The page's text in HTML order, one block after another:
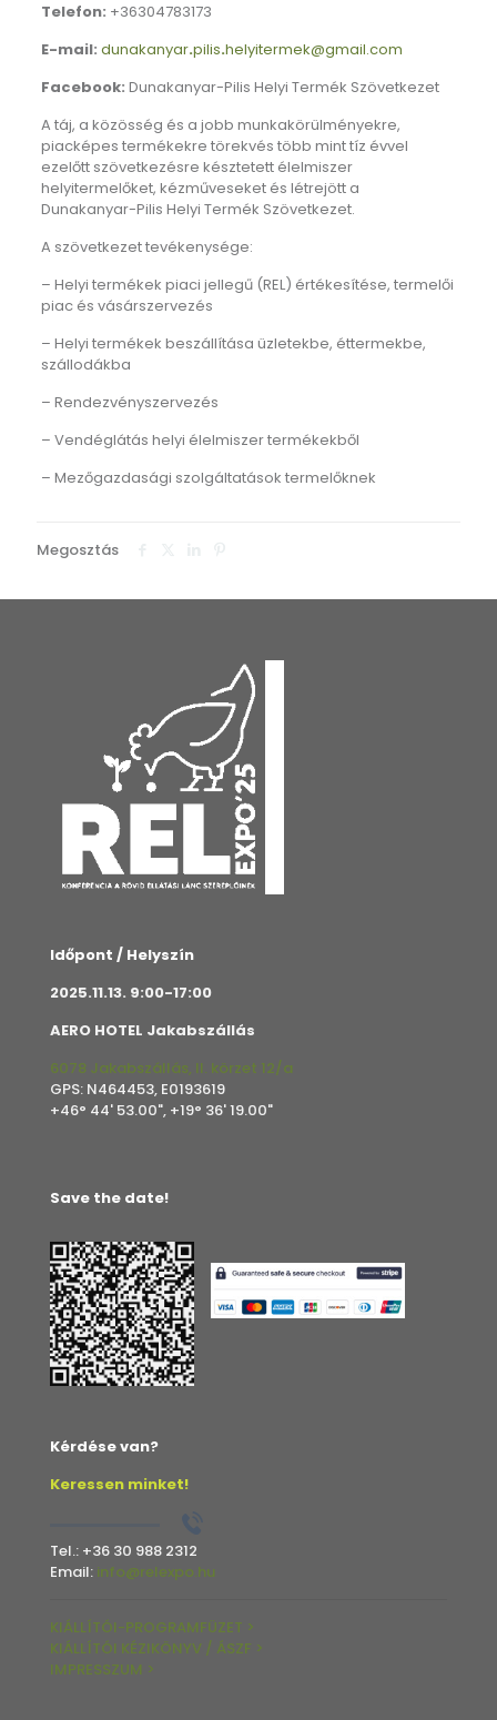
Telefon: +36304783173
E-mail: dunakanyar.pilis.helyitermek@gmail.com
Facebook: Dunakanyar-Pilis Helyi Termék Szövetkezet
A táj, a közösség és a jobb munkakörülményekre,
piacképes termékekre törekvés több mint tíz évvel
ezelőtt szövetkezésre késztetett élelmiszer
helyitermelőket, kézműveseket és létrejött a
Dunakanyar-Pilis Helyi Termék Szövetkezet.
A szövetkezet tevékenysége:
– Helyi termékek piaci jellegű (REL) értékesítése, termelői
piac és vásárszervezés
– Helyi termékek beszállítása üzletekbe, éttermekbe,
szállodákba
– Rendezvényszervezés
– Vendéglátás helyi élelmiszer termékekből
– Mezőgazdasági szolgáltatások termelőknek
Megosztás
Időpont / Helyszín
2025.11.13. 9:00-17:00
AERO HOTEL Jakabszállás
6078 Jakabszállás, II. körzet 12/a
GPS: N464453, E0193619
+46° 44' 53.00", +19° 36' 19.00"
Save the date!
Kérdése van?
Keressen minket!
Tel.: +36 30 988 2312
Email: info@relexpo.hu
KIÁLLÍTÓI-PROGRAMFÜZET >
KIÁLLÍTÓI KÉZIKÖNYV / ÁSZF >
IMPRESSZUM >